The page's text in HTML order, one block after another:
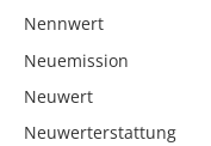
Nennwert
Neuemission
Neuwert
Neuwerterstattung